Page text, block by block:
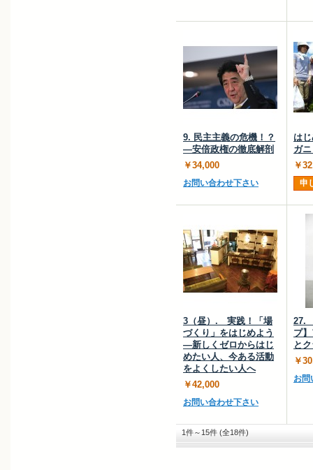
9. 民主主義の危機！？
―安倍政権の徹底解剖
￥34,000
お問い合わせ下さい
は
ガ
￥
申
3（昼）. 実践！「場
づくり」をはじめよう
―新しくゼロからはじ
めたい人、今ある活動
をよくしたい人へ
￥42,000
お問い合わせ下さい
27.
プ
と
￥
お問
1件～15件 (全18件)